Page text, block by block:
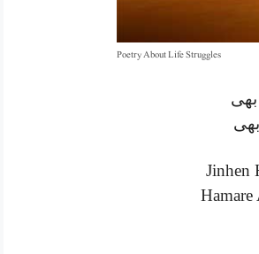
Poetry About Life Struggles
Jinhen